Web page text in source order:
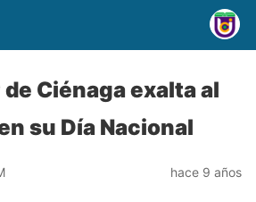
de Ciénaga exalta al
su Día Nacional
hace 9 años